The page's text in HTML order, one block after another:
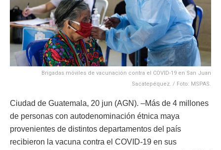
Brigadas móviles de vacunación contra el COVID-19 en San Juan
Sacatepéquez. / Foto: MSPAS.
Ciudad de Guatemala, 20 jun (AGN). –Más de 4 millones
de personas con autodenominación étnica maya
provenientes de distintos departamentos del país
recibieron la vacuna contra el COVID-19 en sus